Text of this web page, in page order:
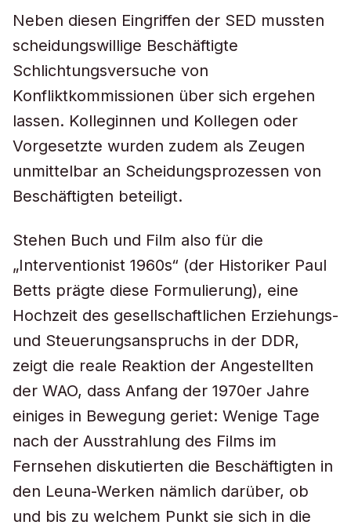
Neben diesen Eingriffen der SED mussten
scheidungswillige Beschäftigte
Schlichtungsversuche von
Konfliktkommissionen über sich ergehen
lassen. Kolleginnen und Kollegen oder
Vorgesetzte wurden zudem als Zeugen
unmittelbar an Scheidungsprozessen von
Beschäftigten beteiligt.
Stehen Buch und Film also für die
„Interventionist 1960s“ (der Historiker Paul
Betts prägte diese Formulierung), eine
Hochzeit des gesellschaftlichen Erziehungs-
und Steuerungsanspruchs in der DDR,
zeigt die reale Reaktion der Angestellten
der WAO, dass Anfang der 1970er Jahre
einiges in Bewegung geriet: Wenige Tage
nach der Ausstrahlung des Films im
Fernsehen diskutierten die Beschäftigten in
den Leuna-Werken nämlich darüber, ob
und bis zu welchem Punkt sie sich in die